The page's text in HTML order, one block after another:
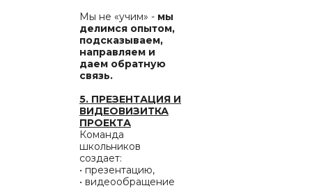
Мы не «учим» - мы
делимся опытом,
подсказываем,
направляем и
даем обратную
связь.
5. ПРЕЗЕНТАЦИЯ И
ВИДЕОВИЗИТКА
ПРОЕКТА
Команда
школьников
создает:
• презентацию,
• видеообращение